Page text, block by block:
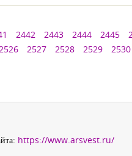
2442 2443 2444 2445
2527 2528 2529 2530
https://www.arsvest.ru/